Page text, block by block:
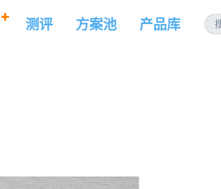
测评 方案池 产品库